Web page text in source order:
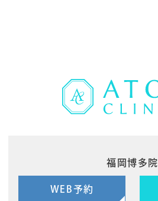
福岡博多院
WEB予約